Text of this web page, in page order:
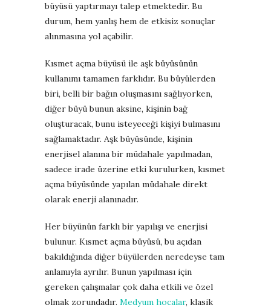
büyüsü yaptırmayı talep etmektedir. Bu
durum, hem yanlış hem de etkisiz sonuçlar
alınmasına yol açabilir.
Kısmet açma büyüsü ile aşk büyüsünün
kullanımı tamamen farklıdır. Bu büyülerden
biri, belli bir bağın oluşmasını sağlıyorken,
diğer büyü bunun aksine, kişinin bağ
oluşturacak, bunu isteyeceği kişiyi bulmasını
sağlamaktadır. Aşk büyüsünde, kişinin
enerjisel alanına bir müdahale yapılmadan,
sadece irade üzerine etki kurulurken, kısmet
açma büyüsünde yapılan müdahale direkt
olarak enerji alanınadır.
Her büyünün farklı bir yapılışı ve enerjisi
bulunur. Kısmet açma büyüsü, bu açıdan
bakıldığında diğer büyülerden neredeyse tam
anlamıyla ayrılır. Bunun yapılması için
gereken çalışmalar çok daha etkili ve özel
olmak zorundadır. Medyum hocalar, klasik